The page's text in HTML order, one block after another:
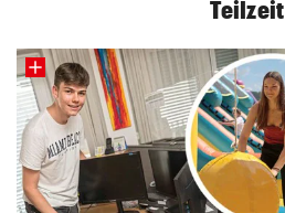
Teilzeit